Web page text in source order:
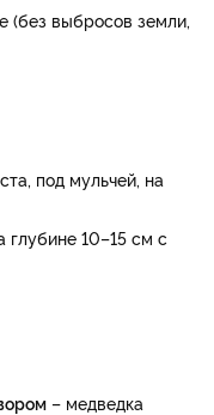
(без выбросов земли,
под мульчей, на
глубине 10–15 см с
– медведка